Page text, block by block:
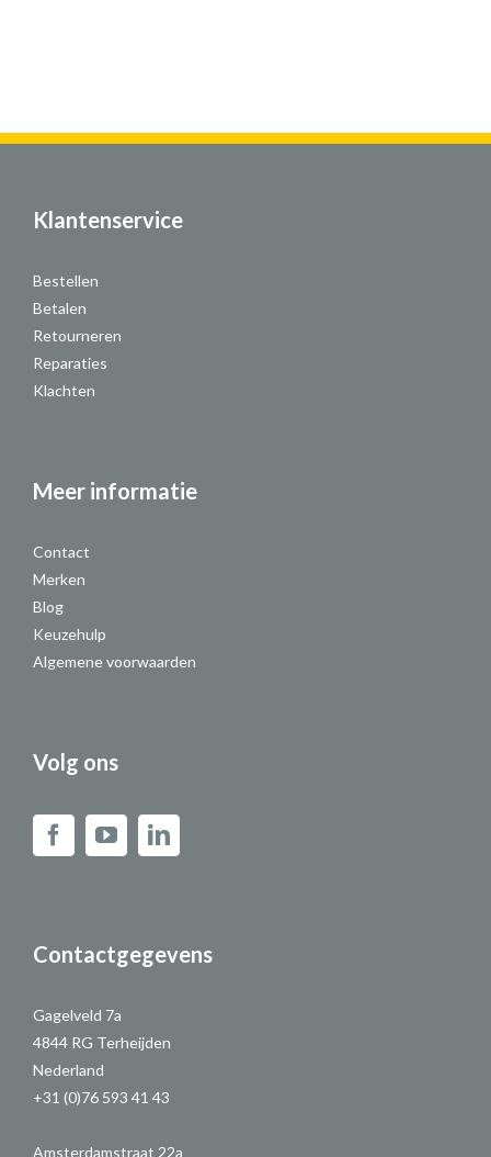
Klantenservice
Bestellen
Betalen
Retourneren
Reparaties
Klachten
Meer informatie
Contact
Merken
Blog
Keuzehulp
Algemene voorwaarden
Volg ons
Contactgegevens
Gagelveld 7a
4844 RG Terheijden
Nederland
+31 (0)76 593 41 43
Amsterdamstraat 22a